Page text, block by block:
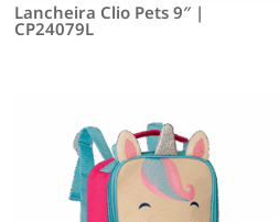
Lancheira Clio Pets 9″ |
CP24079L